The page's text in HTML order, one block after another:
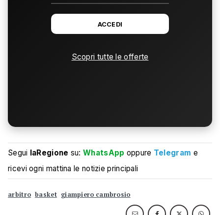
ACCEDI
Scopri tutte le offerte
Segui laRegione su:WhatsApp oppure Telegram e
ricevi ogni mattina le notizie principali
arbitro basket giampiero cambrosio